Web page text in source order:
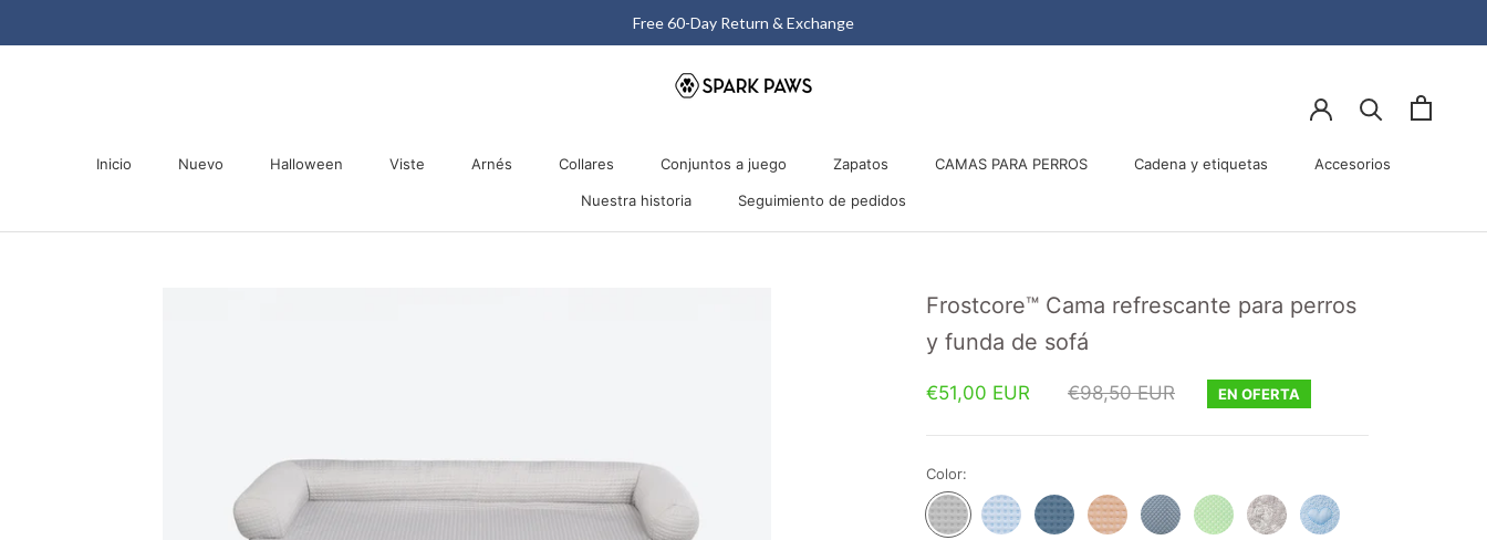
Matching Halloween Sale - Up to 40% OFF
Inicio Nuevo Halloween Viste Arnés Collares Conjuntos a juego Zapatos CAMAS PARA PERROS Cadena y etiquetas Accesorios
Nuestra historia
Seguimiento de pedidos
Frostcore™ Cama refrescante para perros
y funda de sofá
€51,00 EUR €98,50 EUR EN OFERTA
Color:
Waffle
Grey
Waffle
Blue
Waffle
Ash
Waffle
Brown
Ash
Blue
Orb
Green
Clouds
Grey
Hearts
Blue